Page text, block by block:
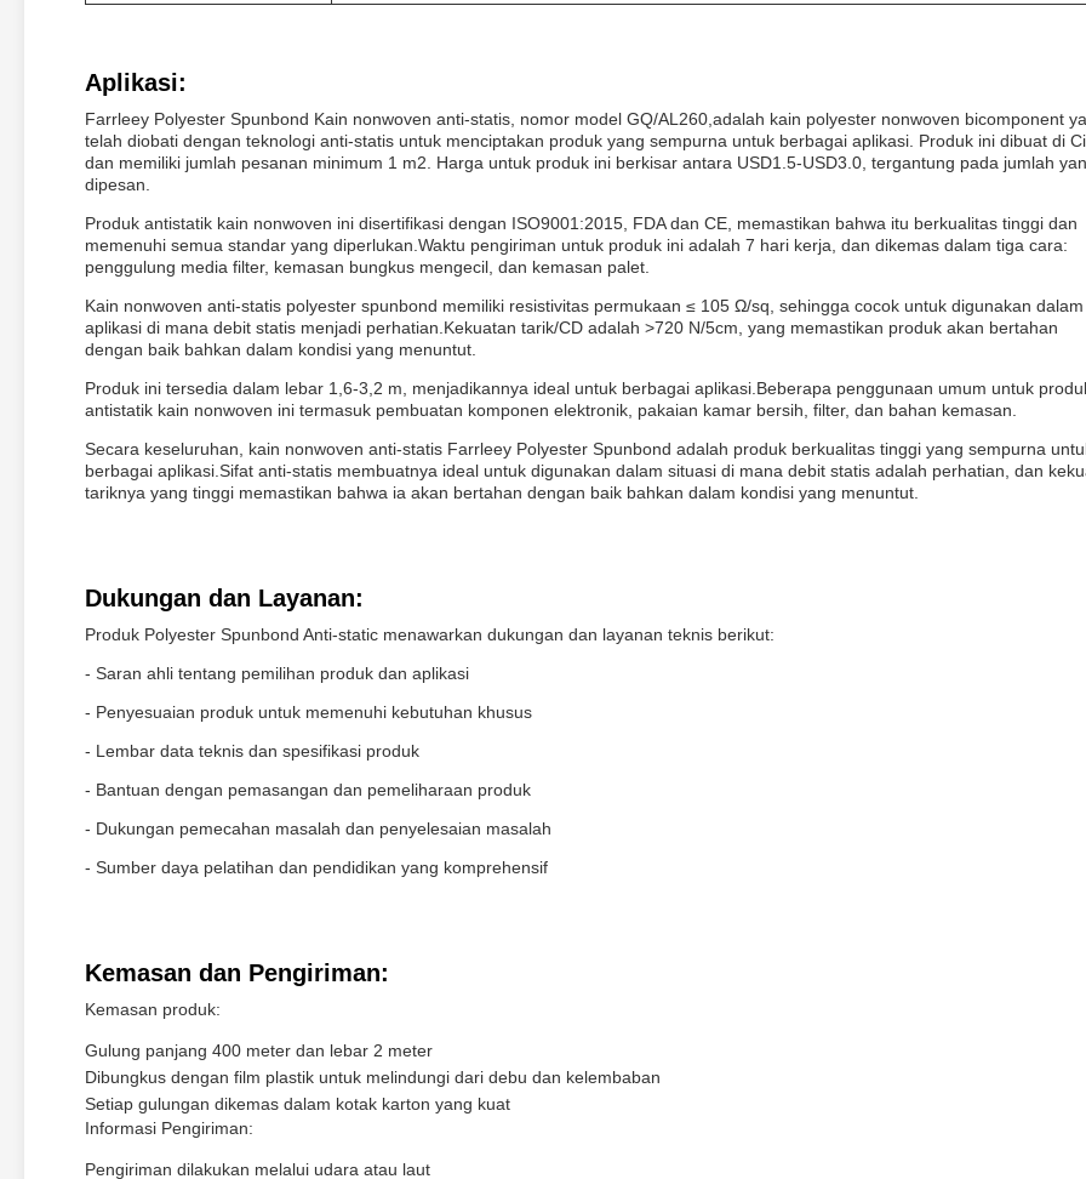
Aplikasi:
Farrleey Polyester Spunbond Kain nonwoven anti-statis, nomor model GQ/AL260,adalah kain polyester nonwoven bicomponent
telah diobati dengan teknologi anti-statis untuk menciptakan produk yang sempurna untuk berbagai aplikasi. Produk ini dibuat di
dan memiliki jumlah pesanan minimum 1 m2. Harga untuk produk ini berkisar antara USD1.5-USD3.0, tergantung pada jumlah
dipesan.
Produk antistatik kain nonwoven ini disertifikasi dengan ISO9001:2015, FDA dan CE, memastikan bahwa itu berkualitas tinggi dan
memenuhi semua standar yang diperlukan.Waktu pengiriman untuk produk ini adalah 7 hari kerja, dan dikemas dalam tiga cara:
penggulung media filter, kemasan bungkus mengecil, dan kemasan palet.
Kain nonwoven anti-statis polyester spunbond memiliki resistivitas permukaan ≤ 105 Ω/sq, sehingga cocok untuk digunakan dalam
aplikasi di mana debit statis menjadi perhatian.Kekuatan tarik/CD adalah >720 N/5cm, yang memastikan produk akan bertahan
dengan baik bahkan dalam kondisi yang menuntut.
Produk ini tersedia dalam lebar 1,6-3,2 m, menjadikannya ideal untuk berbagai aplikasi.Beberapa penggunaan umum untuk
antistatik kain nonwoven ini termasuk pembuatan komponen elektronik, pakaian kamar bersih, filter, dan bahan kemasan.
Secara keseluruhan, kain nonwoven anti-statis Farrleey Polyester Spunbond adalah produk berkualitas tinggi yang sempurna
berbagai aplikasi.Sifat anti-statis membuatnya ideal untuk digunakan dalam situasi di mana debit statis adalah perhatian, dan
tariknya yang tinggi memastikan bahwa ia akan bertahan dengan baik bahkan dalam kondisi yang menuntut.
Dukungan dan Layanan:
Produk Polyester Spunbond Anti-static menawarkan dukungan dan layanan teknis berikut:
- Saran ahli tentang pemilihan produk dan aplikasi
- Penyesuaian produk untuk memenuhi kebutuhan khusus
- Lembar data teknis dan spesifikasi produk
- Bantuan dengan pemasangan dan pemeliharaan produk
- Dukungan pemecahan masalah dan penyelesaian masalah
- Sumber daya pelatihan dan pendidikan yang komprehensif
Kemasan dan Pengiriman:
Kemasan produk:
Gulung panjang 400 meter dan lebar 2 meter
Dibungkus dengan film plastik untuk melindungi dari debu dan kelembaban
Setiap gulungan dikemas dalam kotak karton yang kuat
Informasi Pengiriman:
Pengiriman dilakukan melalui udara atau laut